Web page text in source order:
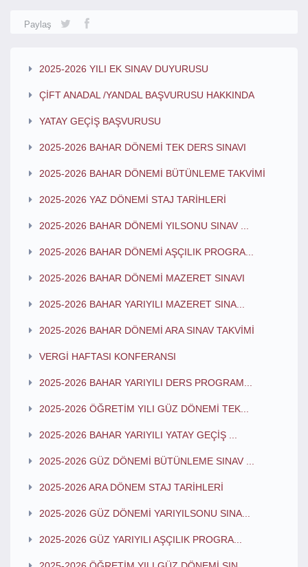
Paylaş
2025-2026 YILI EK SINAV DUYURUSU
ÇİFT ANADAL /YANDAL BAŞVURUSU HAKKINDA
YATAY GEÇİŞ BAŞVURUSU
2025-2026 BAHAR DÖNEMİ TEK DERS SINAVI
2025-2026 BAHAR DÖNEMİ BÜTÜNLEME TAKVİMİ
2025-2026 YAZ DÖNEMİ STAJ TARİHLERİ
2025-2026 BAHAR DÖNEMİ YILSONU SINAV ...
2025-2026 BAHAR DÖNEMİ AŞÇILIK PROGRA...
2025-2026 BAHAR DÖNEMİ MAZERET SINAVI
2025-2026 BAHAR YARIYILI MAZERET SINA...
2025-2026 BAHAR DÖNEMİ ARA SINAV TAKVİMİ
VERGİ HAFTASI KONFERANSI
2025-2026 BAHAR YARIYILI DERS PROGRAM...
2025-2026 ÖĞRETİM YILI GÜZ DÖNEMİ TEK...
2025-2026 BAHAR YARIYILI YATAY GEÇİŞ ...
2025-2026 GÜZ DÖNEMİ BÜTÜNLEME SINAV ...
2025-2026 ARA DÖNEM STAJ TARİHLERİ
2025-2026 GÜZ DÖNEMİ YARIYILSONU SINA...
2025-2026 GÜZ YARIYILI AŞÇILIK PROGRA...